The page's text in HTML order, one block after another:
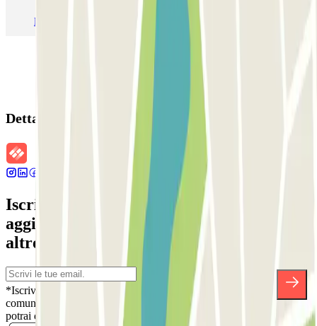
Parcheggio Malpensa Terminal 1 Parcheggio Malpensa
Dettagli della prenotazione
Iscriviti alla nostra Newsletter e rimani
aggiornato su sconti, concorsi e tante
altre sorprese.
*Iscrivendoti, accetti la nostra Informativa sulla Privacy per ricevere
comunicazioni commerciali da Parclick. Senza alcun impegno,
potrai disiscriverti quando vuoi direttamente dalla stessa newsletter.